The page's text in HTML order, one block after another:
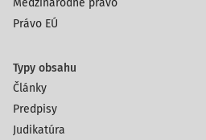
Medzinárodné právo
Právo EÚ
Typy obsahu
Články
Predpisy
Judikatúra